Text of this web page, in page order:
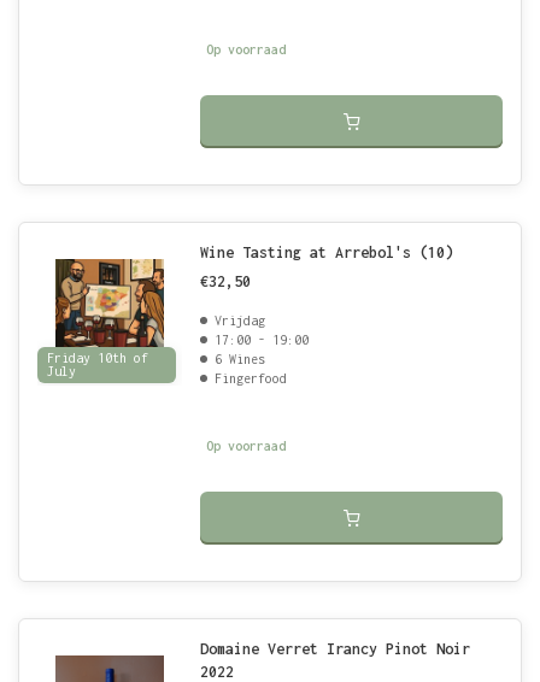
Op voorraad
Friday 10th of
July
Wine Tasting at Arrebol's (10)
€32,50
Vrijdag
17:00 - 19:00
6 Wines
Fingerfood
Op voorraad
Domaine Verret Irancy Pinot Noir
2022